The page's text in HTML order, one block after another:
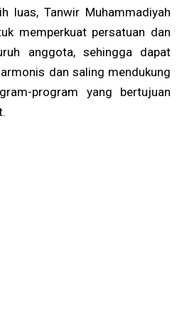
luas, Tanwir Muhammadiyah
memperkuat persatuan dan
anggota, sehingga dapat
dan saling mendukung
program yang bertujuan